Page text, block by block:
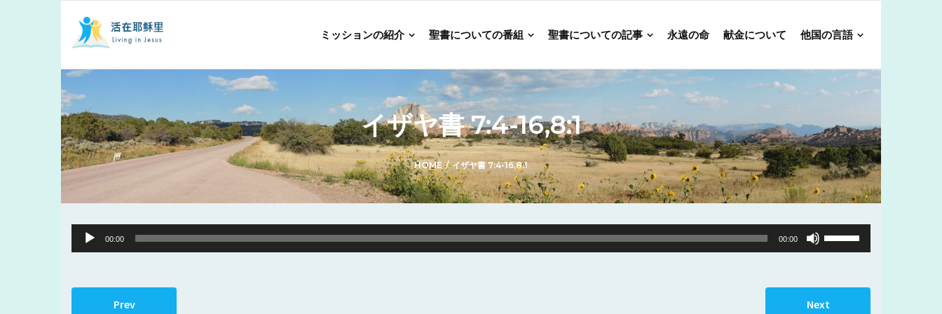
ミッションの紹介 聖書についての番組 聖書についての記事 永遠の命 献金について 他国の言語
イザヤ書 7:4-16,8:1
HOME /イザヤ書 7:4-16,8:1
Audio
Player
00:00 00:00
Use
Up/Down
to
Prev Next